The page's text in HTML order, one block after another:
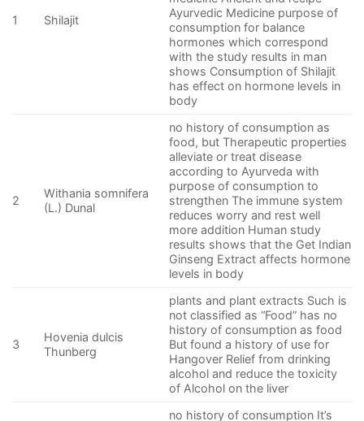
1 Shilajit
Ayurvedic Medicine purpose of
consumption for balance
hormones which correspond
with the study results in man
shows Consumption of Shilajit
has effect on hormone levels in
body
2
Withania somnifera
(L.) Dunal
no history of consumption as
food, but Therapeutic properties
alleviate or treat disease
according to Ayurveda with
purpose of consumption to
strengthen The immune system
reduces worry and rest well
more addition Human study
results shows that the Get Indian
Ginseng Extract affects hormone
levels in body
3
Hovenia dulcis
Thunberg
plants and plant extracts Such is
not classified as “Food” has no
history of consumption as food
But found a history of use for
Hangover Relief from drinking
alcohol and reduce the toxicity
of Alcohol on the liver
no history of consumption It’s